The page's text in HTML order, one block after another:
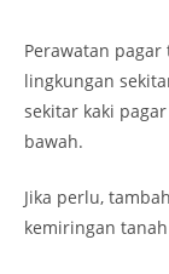
Perawatan
lingkungan
sekitar kaki
bawah.
Jika perlu,
kemiringan